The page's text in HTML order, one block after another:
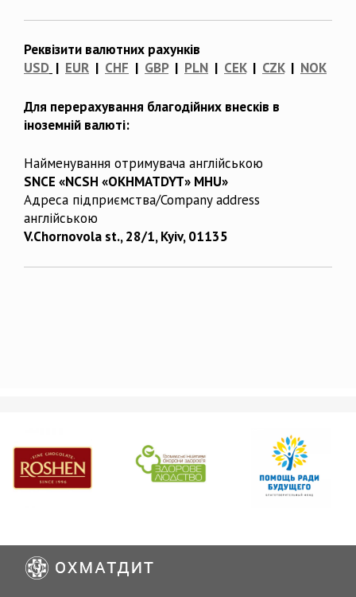
Реквізити валютних рахунків
USD | EUR | CHF | GBP| PLN | CEK| CZK| NOK
Для перерахування благодійних внесків в
іноземній валюті:
Найменування отримувача англійською
SNCE «NCSH «OKHMATDYT» MHU»
Адреса підприємства/Company address
англійською
V.Chornovola st., 28/1, Kyiv, 01135